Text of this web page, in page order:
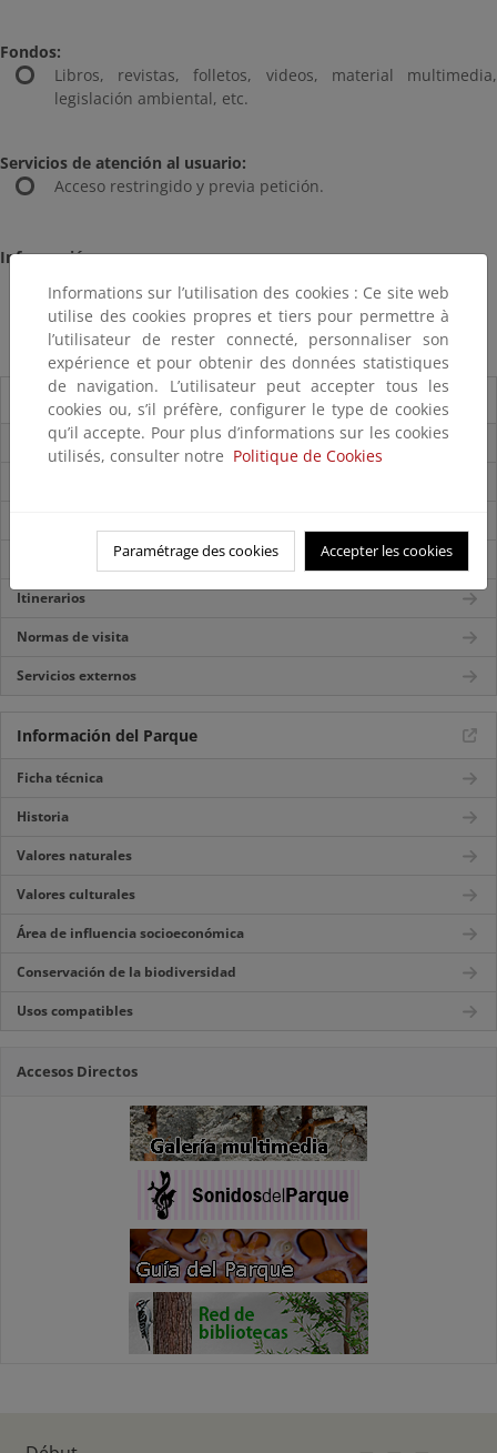
Fondos:
Libros, revistas, folletos, videos, material multimedia,
legislación ambiental, etc.
Servicios de atención al usuario:
Acceso restringido y previa petición.
Información:
mercedes.lozano.torres@juntadeandalucia.es
Acceso al catálogo
Guía del visitante
Información General
Centros de visitantes
Itinerarios
Normas de visita
Servicios externos
Información del Parque
Ficha técnica
Historia
Valores naturales
Valores culturales
Área de influencia socioeconómica
Conservación de la biodiversidad
Usos compatibles
Accesos Directos
Informations sur l’utilisation des cookies : Ce site web
utilise des cookies propres et tiers pour permettre à
l’utilisateur de rester connecté, personnaliser son
expérience et pour obtenir des données statistiques
de navigation. L’utilisateur peut accepter tous les
cookies ou, s’il préfère, configurer le type de cookies
qu’il accepte. Pour plus d’informations sur les cookies
utilisés, consulter notre Politique de Cookies
Paramétrage des cookies Accepter les cookies